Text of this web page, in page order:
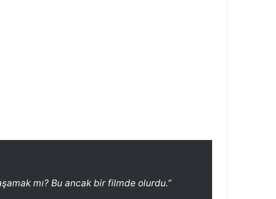
mı? Bu ancak bir filmde olurdu.”